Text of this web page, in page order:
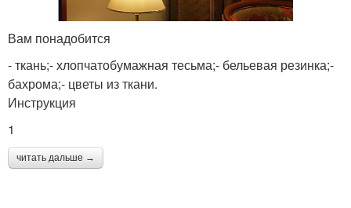
Вам понадобится
- ткань;- хлопчатобумажная тесьма;- бельевая резинка;-
бахрома;- цветы из ткани.
Инструкция
1
читать дальше →